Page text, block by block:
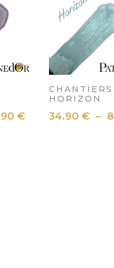
85.90 €
€Plage
CHANTIERS
HORIZON
34.90€ –